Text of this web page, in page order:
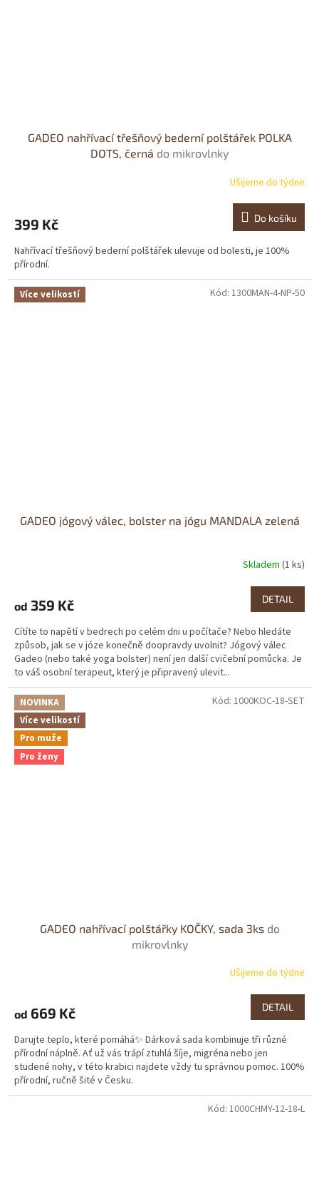
GADEO nahřívací třešňový bederní polštářek POLKA
DOTS, černá do mikrovlnky
Ušijeme do týdne
399 Kč Do košíku
Nahřívací třešňový bederní polštářek ulevuje od bolesti, je 100%
přírodní.
Více velikostí
GADEO jógový válec, bolster na jógu MANDALA zelená
je
z
5
hvězdiček.
Skladem(1 ks)
od 359 Kč DETAIL
Cítíte to napětí v bedrech po celém dni u počítače? Nebo hledáte
způsob, jak se v józe konečně doopravdy uvolnit? Jógový válec
Gadeo (nebo také yoga bolster) není jen další cvičební pomůcka. Je
to váš osobní terapeut, který je připravený ulevit...
Kód: 1300MAN-4-NP-50
NOVINKA
Více velikostí
Pro muže
Pro ženy
GADEO nahřívací polštářky KOČKY, sada 3ks do
mikrovlnky
Ušijeme do týdne
od 669 Kč DETAIL
Darujte teplo, které pomáhá✨ Dárková sada kombinuje tři různé
přírodní náplně. Ať už vás trápí ztuhlá šíje, migréna nebo jen
studené nohy, v této krabici najdete vždy tu správnou pomoc. 100%
přírodní, ručně šité v Česku.
Kód: 1000KOC-18-SET
Kód: 1000CHMY-12-18-L